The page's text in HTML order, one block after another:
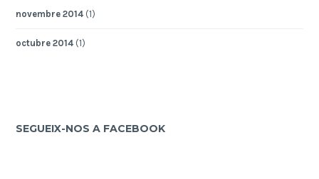
novembre 2014 (1)
octubre 2014 (1)
SEGUEIX-NOS A FACEBOOK